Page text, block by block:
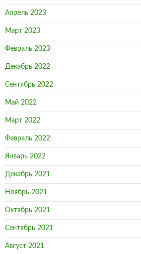
Апрель 2023
Март 2023
Февраль 2023
Декабрь 2022
Сентябрь 2022
Май 2022
Март 2022
Февраль 2022
Январь 2022
Декабрь 2021
Ноябрь 2021
Октябрь 2021
Сентябрь 2021
Август 2021